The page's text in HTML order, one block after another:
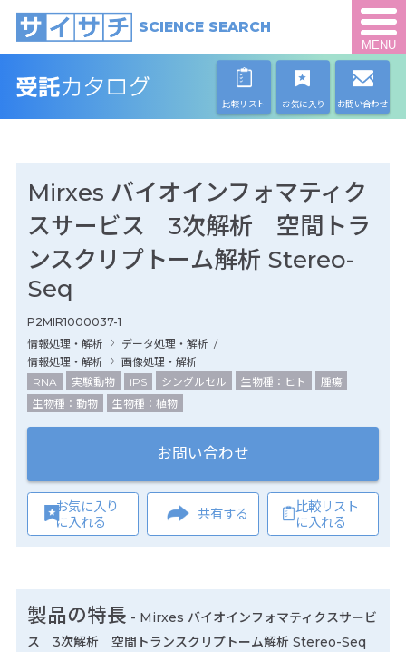
SCIENCE SEARCH
MENU
比較リスト お気に入り お問い合わせ
Mirxes バイオインフォマティク
スサービス 3次解析 空間トラ
ンスクリプトーム解析 Stereo-
Seq
P2MIR1000037-1
情報処理・解析
データ処理・解析 /
情報処理・解析
画像処理・解析
RNA
実験動物 iPS シングルセル 生物種：ヒト
腫瘍
生物種：動物
生物種：植物
お問い合わせ
お気に入り
に入れる
共有する
比較リスト
に入れる
製品の特長 - Mirxes バイオインフォマティクスサービ
ス 3次解析 空間トランスクリプトーム解析 Stereo-Seq